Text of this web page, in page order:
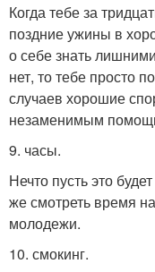
Когда тебе за
поздние ужины в
о себе знать
нет, то тебе просто
случаев хорошие
незаменимым
9. часы.
Нечто пусть это
же смотреть время
молодежи.
10. смокинг.